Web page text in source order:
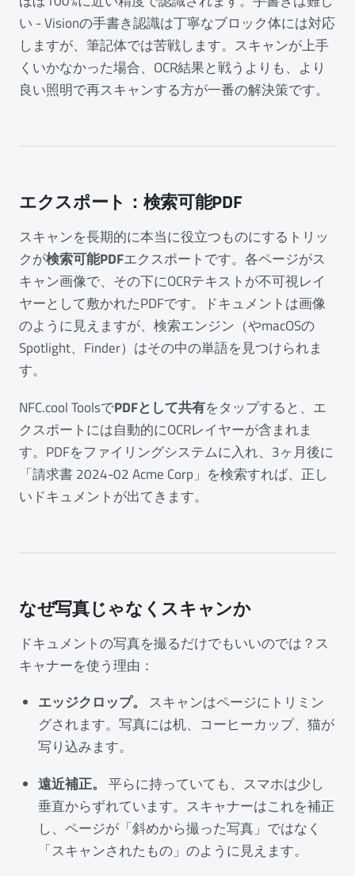
い - Visionの手書き認識は丁寧なブロック体には対応
しますが、筆記体では苦戦します。スキャンが上手
くいかなかった場合、OCR結果と戦うよりも、より
良い照明で再スキャンする方が一番の解決策です。
エクスポート：検索可能PDF
スキャンを長期的に本当に役立つものにするトリッ
クが検索可能PDFエクスポートです。各ページがス
キャン画像で、その下にOCRテキストが不可視レイ
ヤーとして敷かれたPDFです。ドキュメントは画像
のように見えますが、検索エンジン（やmacOSの
Spotlight、Finder）はその中の単語を見つけられま
す。
NFC.cool ToolsでPDFとして共有をタップすると、エ
クスポートには自動的にOCRレイヤーが含まれま
す。PDFをファイリングシステムに入れ、3ヶ月後に
「請求書 2024-02 Acme Corp」を検索すれば、正し
いドキュメントが出てきます。
なぜ写真じゃなくスキャンか
ドキュメントの写真を撮るだけでもいいのでは？ス
キャナーを使う理由：
エッジクロップ。
スキャンはページにトリミン
グされます。写真には机、コーヒーカップ、猫が
写り込みます。
遠近補正。 平らに持っていても、スマホは少し
垂直からずれています。スキャナーはこれを補正
し、ページが「斜めから撮った写真」ではなく
「スキャンされたもの」のように見えます。